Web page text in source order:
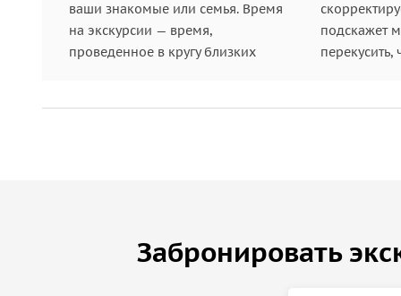
ваши знакомые или семья. Время
на экскурсии — время,
проведенное в кругу близких
подскажет
перекусить,
Забронировать